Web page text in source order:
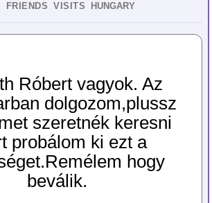
FRIENDS VISITS HUNGARY
Róbert vagyok. Az
dolgozom,plussz
szeretnék keresni
probálom ki ezt a
hogy
beválik.